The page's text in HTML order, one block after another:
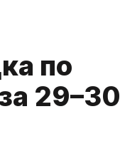
по
29–30